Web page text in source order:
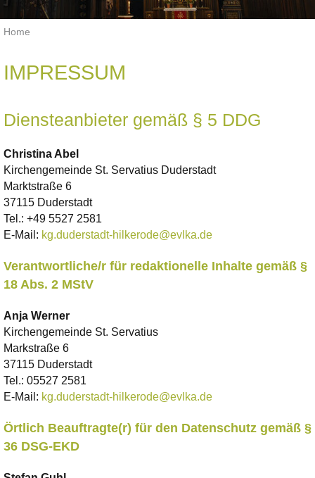
Home
IMPRESSUM
Diensteanbieter gemäß § 5 DDG
Christina Abel
Kirchengemeinde St. Servatius Duderstadt
Marktstraße 6
37115 Duderstadt
Tel.: +49 5527 2581
E-Mail: kg.duderstadt-hilkerode@evlka.de
Verantwortliche/r für redaktionelle Inhalte gemäß §
18 Abs. 2 MStV
Anja Werner
Kirchengemeinde St. Servatius
Markstraße 6
37115 Duderstadt
Tel.: 05527 2581
E-Mail: kg.duderstadt-hilkerode@evlka.de
Örtlich Beauftragte(r) für den Datenschutz gemäß §
36 DSG-EKD